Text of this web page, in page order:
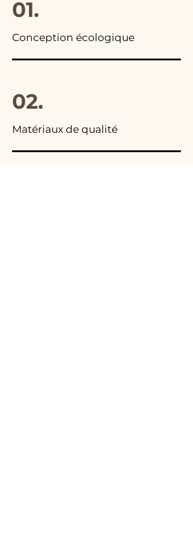
01.
Conception écologique
02.
Matériaux de qualité